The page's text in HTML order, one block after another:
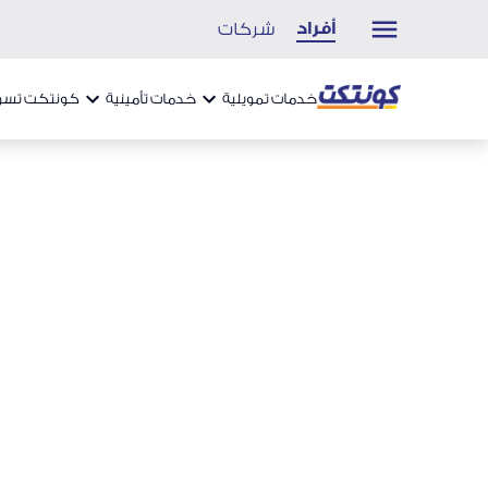
أفراد شركات
خدمات تمويلية خدمات تأمينية كونتكت